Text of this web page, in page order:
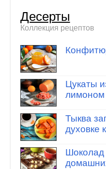
Десерты
Коллекция рецептов
Цукаты
Тыква
духовке
Шоколад